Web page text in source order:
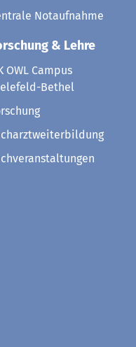
Notaufnahme
& Lehre
OWL Campus
Bethel